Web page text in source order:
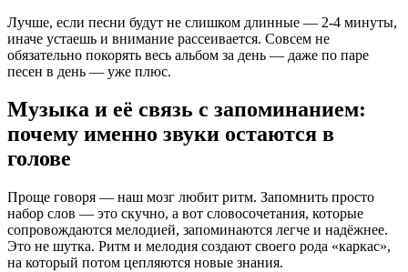
Лучше, если песни будут не слишком длинные — 2-4 минуты,
иначе устаешь и внимание рассеивается. Совсем не
обязательно покорять весь альбом за день — даже по паре
песен в день — уже плюс.
Музыка и её связь с запоминанием:
почему именно звуки остаются в
голове
Проще говоря — наш мозг любит ритм. Запомнить просто
набор слов — это скучно, а вот словосочетания, которые
сопровождаются мелодией, запоминаются легче и надёжнее.
Это не шутка. Ритм и мелодия создают своего рода «каркас»,
на который потом цепляются новые знания.